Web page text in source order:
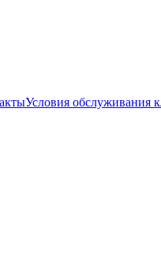
Условия обслуживания